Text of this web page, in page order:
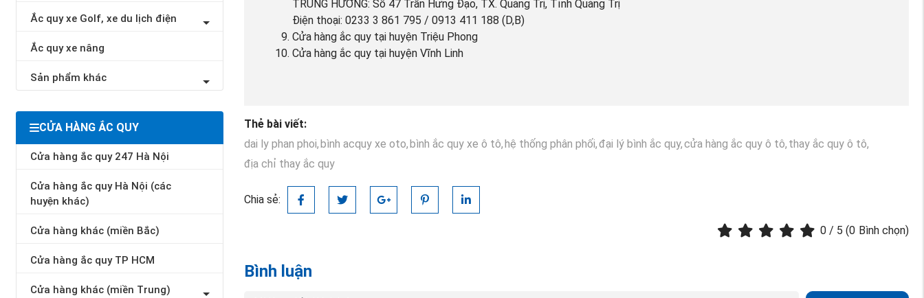
Ắc quy xe Golf, xe du lịch điện
Ắc quy xe nâng
Sản phẩm khác
CỬA HÀNG ẮC QUY
Cửa hàng ắc quy 247 Hà Nội
Cửa hàng ắc quy Hà Nội (các
huyện khác)
Cửa hàng khác (miền Bắc)
Cửa hàng ắc quy TP HCM
Cửa hàng khác (miền Trung)
TRUNG HƯỜNG: Số 47 Trần Hưng Đạo, TX. Quảng Trị, Tỉnh Quảng Trị
Điện thoại: 0233 3 861 795 / 0913 411 188 (D,B)
Cửa hàng ắc quy tại huyện Triệu Phong
Cửa hàng ắc quy tại huyện Vĩnh Linh
Thẻ bài viết:
dai ly phan phoi,bình acquy xe oto,bình ắc quy xe ô tô,hệ thống phân phối,đại lý bình ắc quy,cửa hàng ắc quy ô tô, thay ắc quy ô tô,
địa chỉ thay ắc quy
Chia sẻ:
0/ 5 (0 Bình chọn)
Bình luận